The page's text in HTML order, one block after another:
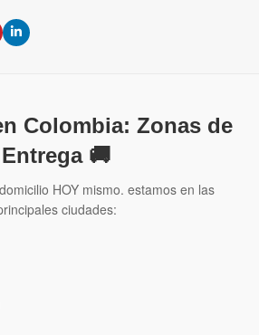
Colombia: Zonas de
Entrega 🚚
HOY mismo. estamos en las
ciudades: